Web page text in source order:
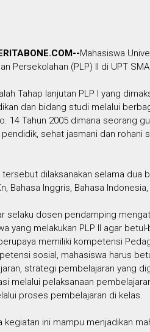
Mahasiswa
Persekolahan (PLP) II di UPT
Tahap lanjutan PLP I yang
dan bidang studi melalui
14 Tahun 2005 dimana seorang
sehat jasmani dan rohani
tersebut dilaksanakan selama dua
Bahasa Inggris, Bahasa
selaku dosen pendamping
yang melakukan PLP II agar
memiliki kompetensi
sosial, mahasiswa harus
strategi pembelajaran yang
melalui pelaksanaan
proses pembelajaran di kelas.
kegiatan ini mampu menjadikan